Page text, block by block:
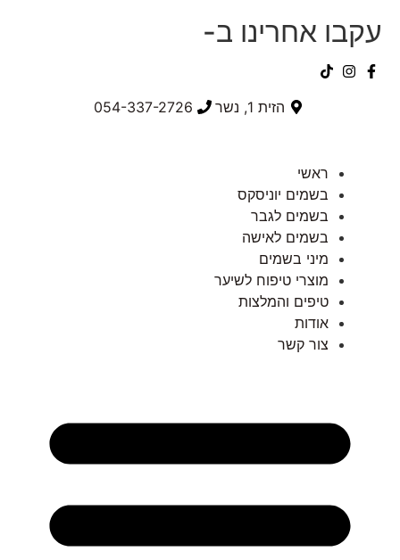
הזית 1, נשר 054-337-2726⁩
עקבו אחרינו ב-
ראשי
בשמים יוניסקס
בשמים לגבר
בשמים לאישה
מיני בשמים
מוצרי טיפוח לשיער
טיפים והמלצות
אודות
צור קשר